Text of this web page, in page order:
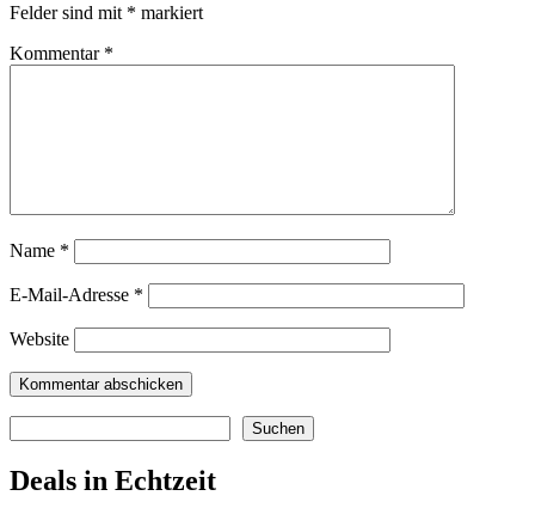
Felder sind mit * markiert
Kommentar *
Name *
E-Mail-Adresse *
Website
Suchen
Deals in Echtzeit